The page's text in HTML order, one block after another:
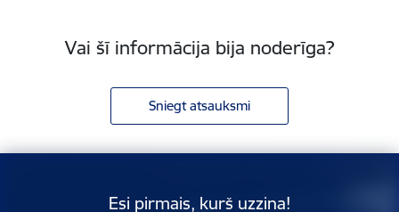
Vai šī informācija bija noderīga?
Sniegt atsauksmi
Esi pirmais, kurš uzzina!